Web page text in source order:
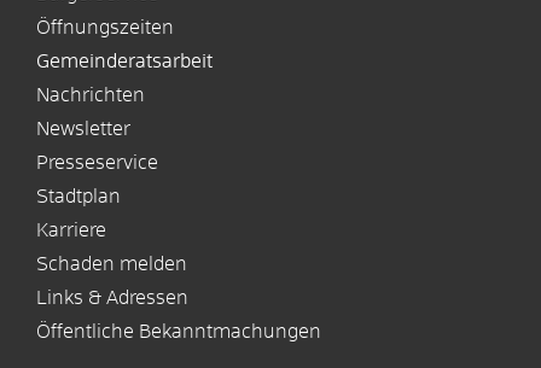
Öffnungszeiten
Gemeinderatsarbeit
Nachrichten
Newsletter
Presseservice
Stadtplan
Karriere
Schaden melden
Links & Adressen
Öffentliche Bekanntmachungen